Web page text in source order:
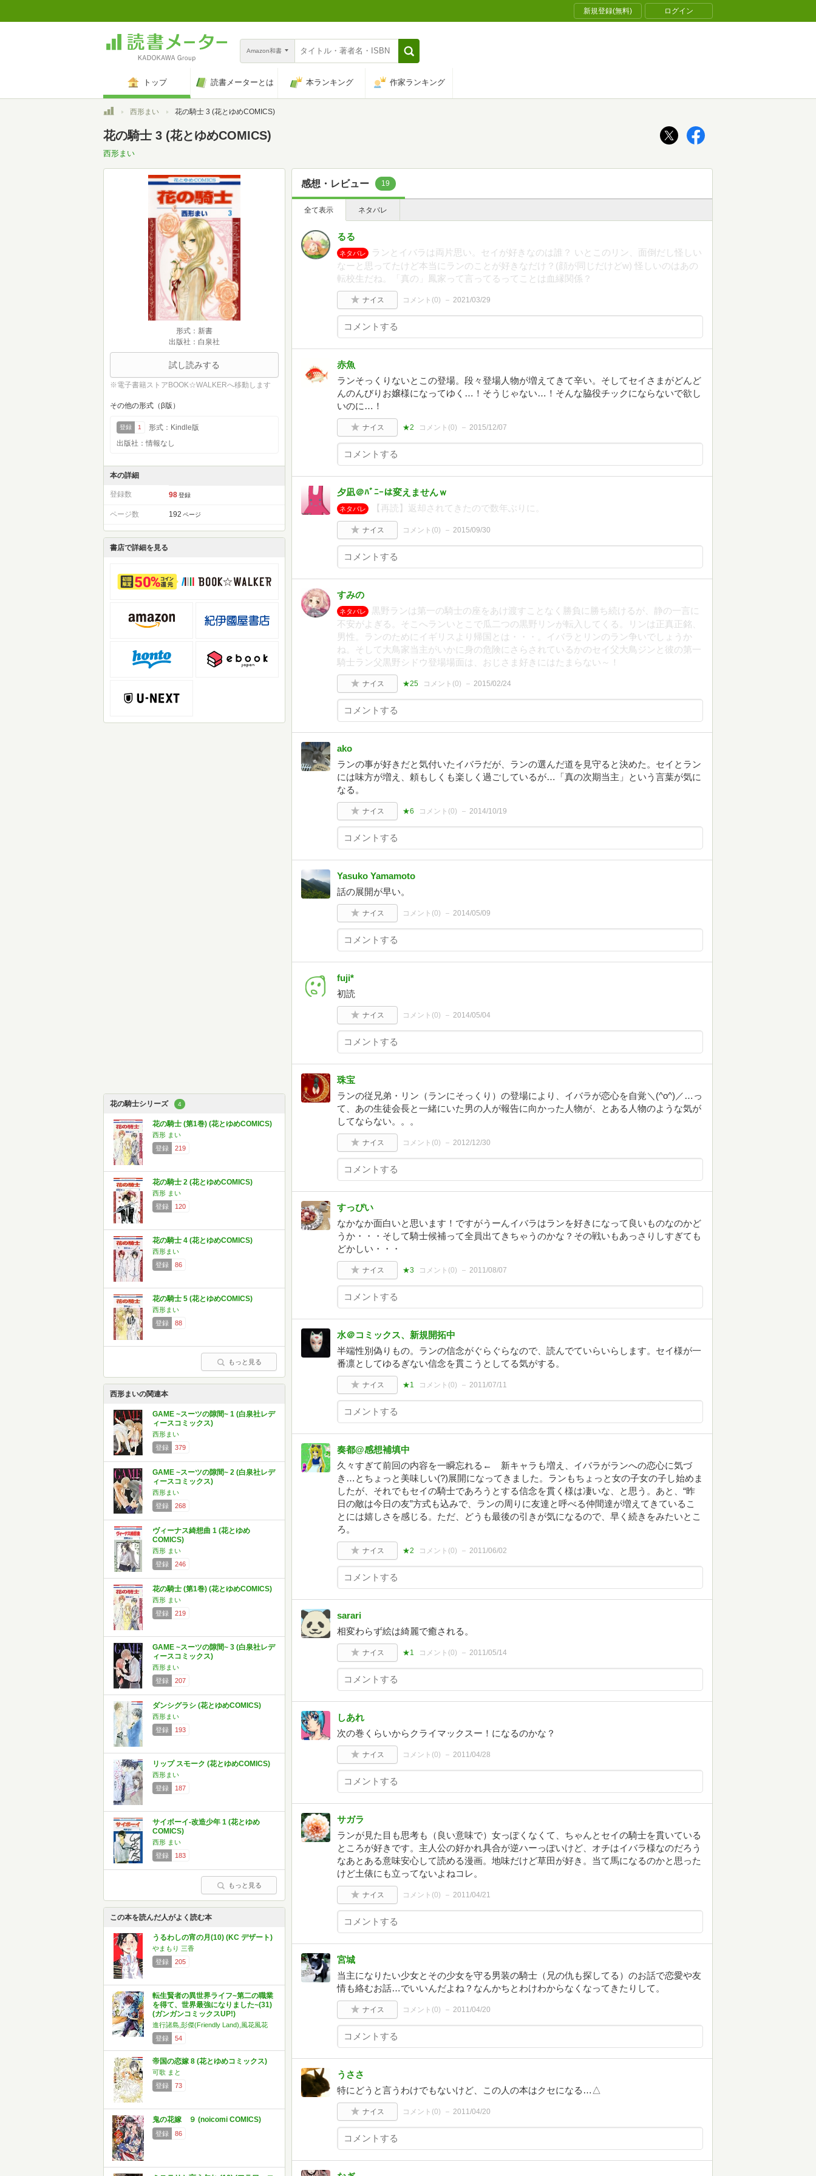
新規登録(無料) ログイン
Amazon和書
トップ 読書メーターとは 本ランキング 作家ランキング
トップ西形まい 花の騎士 3 (花とゆめCOMICS)
花の騎士 3 (花とゆめCOMICS)
西形まい
形式：新書
出版社：白泉社
試し読みする
※電子書籍ストアBOOK☆WALKERへ移動します
その他の形式（β版）
登録 1
形式：Kindle版
出版社：情報なし
本の詳細
登録数 98 登録
ページ数 192 ページ
書店で詳細を見る
花の騎士シリーズ 4
花の騎士 (第1巻) (花とゆめCOMICS)
西形 まい
登録
219
花の騎士 2 (花とゆめCOMICS)
西形 まい
登録
120
花の騎士 4 (花とゆめCOMICS)
西形まい
登録
86
花の騎士 5 (花とゆめCOMICS)
西形まい
登録
88
もっと見る
西形まいの関連本
GAME ~スーツの隙間~ 1 (白泉社レデ
ィースコミックス)
西形まい
登録
379
GAME ~スーツの隙間~ 2 (白泉社レデ
ィースコミックス)
西形まい
登録
268
ヴィーナス綺想曲 1 (花とゆめ
COMICS)
西形 まい
登録
246
花の騎士 (第1巻) (花とゆめCOMICS)
西形 まい
登録
219
GAME ~スーツの隙間~ 3 (白泉社レデ
ィースコミックス)
西形まい
登録
207
ダンシグラシ (花とゆめCOMICS)
西形まい
登録
193
リップ スモーク (花とゆめCOMICS)
西形まい
登録
187
サイボーイ-改造少年 1 (花とゆめ
COMICS)
西形 まい
登録
183
もっと見る
この本を読んだ人がよく読む本
うるわしの宵の月(10) (KC デザート)
やまもり 三香
登録
205
転生賢者の異世界ライフ~第二の職業
を得て、世界最強になりました~(31)
(ガンガンコミックスUP!)
進行諸島,彭傑(Friendly Land),風花風花
登録
54
帝国の恋嫁 8 (花とゆめコミックス)
可歌 まと
登録
73
鬼の花嫁 ９ (noicomi COMICS)
登録 86
感想・レビュー 19
全て表示 ネタバレ
るる
ネタバレ
ランとイバラは両片思い。セイが好きなのは誰？ いとこのリン、面倒だし怪しい
なーと思ってたけど本当にランのことが好きなだけ？(顔が同じだけどw) 怪しいのはあの
転校生だね。「真の」鳳家って言ってるってことは血縁関係？
ナイス コメント(0) 2021/03/29
赤魚
ランそっくりないとこの登場。段々登場人物が増えてきて辛い。そしてセイさまがどんど
んのんびりお嬢様になってゆく…！そうじゃない…！そんな脇役チックにならないで欲し
いのに…！
ナイス ★2 コメント(0) 2015/12/07
夕凪＠ﾊﾞﾆｰは変えませんｗ
ネタバレ 【再読】返却されてきたので数年ぶりに。
ナイス コメント(0) 2015/09/30
すみの
ネタバレ
黒野ランは第一の騎士の座をあけ渡すことなく勝負に勝ち続けるが、静の一言に
不安がよぎる。そこへランいとこで瓜二つの黒野リンが転入してくる。リンは正真正銘、
男性。ランのためにイギリスより帰国とは・・・。イバラとリンのラン争いでしょうか
ね。そして大鳥家当主がいかに身の危険にさらされているかのセイ父大鳥ジンと彼の第一
騎士ラン父黒野シドウ登場場面は、おじさま好きにはたまらない～！
ナイス ★25 コメント(0) 2015/02/24
ako
ランの事が好きだと気付いたイバラだが、ランの選んだ道を見守ると決めた。セイとラン
には味方が増え、頼もしくも楽しく過ごしているが…「真の次期当主」という言葉が気に
なる。
ナイス ★6 コメント(0) 2014/10/19
Yasuko Yamamoto
話の展開が早い。
ナイス コメント(0) 2014/05/09
fuji*
初読
ナイス コメント(0) 2014/05/04
珠宝
ランの従兄弟・リン（ランにそっくり）の登場により、イバラが恋心を自覚＼(^o^)／…っ
て、あの生徒会長と一緒にいた男の人が報告に向かった人物が、とある人物のような気が
してならない。。。
ナイス コメント(0) 2012/12/30
すっぴい
なかなか面白いと思います！ですがうーんイバラはランを好きになって良いものなのかど
うか・・・そして騎士候補って全員出てきちゃうのかな？その戦いもあっさりしすぎても
どかしい・・・
ナイス ★3 コメント(0) 2011/08/07
水＠コミックス、新規開拓中
半端性別偽りもの。ランの信念がぐらぐらなので、読んでていらいらします。セイ様が一
番凛としてゆるぎない信念を貫こうとしてる気がする。
ナイス ★1 コメント(0) 2011/07/11
奏都@感想補填中
久々すぎて前回の内容を一瞬忘れる← 新キャラも増え、イバラがランへの恋心に気づ
き…とちょっと美味しい(?)展開になってきました。ランもちょっと女の子女の子し始めま
したが、それでもセイの騎士であろうとする信念を貫く様は凄いな、と思う。あと、“昨
日の敵は今日の友”方式も込みで、ランの周りに友達と呼べる仲間達が増えてきているこ
とには嬉しさを感じる。ただ、どうも最後の引きが気になるので、早く続きをみたいとこ
ろ。
ナイス ★2 コメント(0) 2011/06/02
sarari
相変わらず絵は綺麗で癒される。
ナイス ★1 コメント(0) 2011/05/14
しあれ
次の巻くらいからクライマックスー！になるのかな？
ナイス コメント(0) 2011/04/28
サガラ
ランが見た目も思考も（良い意味で）女っぽくなくて、ちゃんとセイの騎士を貫いている
ところが好きです。主人公の好かれ具合が逆ハーっぽいけど、オチはイバラ様なのだろう
なあとある意味安心して読める漫画。地味だけど草田が好き。当て馬になるのかと思った
けど土俵にも立ってないよねコレ。
ナイス コメント(0) 2011/04/21
宮城
当主になりたい少女とその少女を守る男装の騎士（兄の仇も探してる）のお話で恋愛や友
情も絡むお話…でいいんだよね？なんかちとわけわからなくなってきたりして。
ナイス コメント(0) 2011/04/20
うささ
特にどうと言うわけでもないけど、この人の本はクセになる…△
ナイス コメント(0) 2011/04/20